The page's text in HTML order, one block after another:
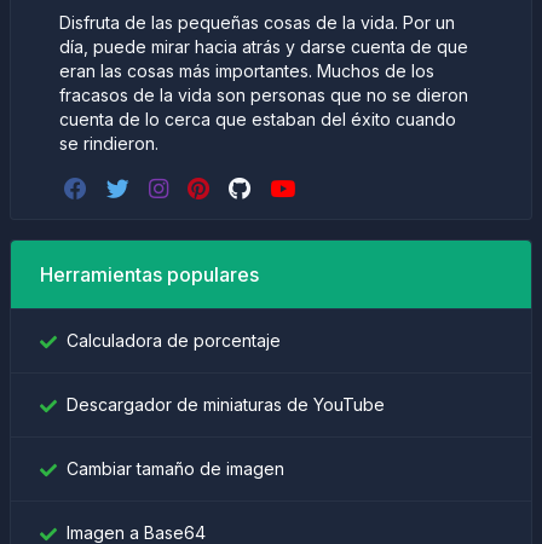
Disfruta de las pequeñas cosas de la vida. Por un
día, puede mirar hacia atrás y darse cuenta de que
eran las cosas más importantes. Muchos de los
fracasos de la vida son personas que no se dieron
cuenta de lo cerca que estaban del éxito cuando
se rindieron.
Herramientas populares
Calculadora de porcentaje
Descargador de miniaturas de YouTube
Cambiar tamaño de imagen
Imagen a Base64